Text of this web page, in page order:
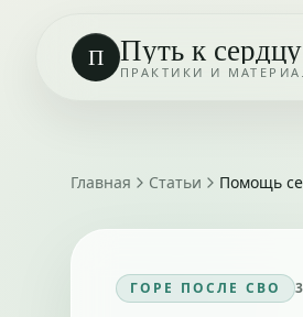
П Путь к сердцу
ПРАКТИКИ И
Главная Статьи Помощь
ГОРЕ ПОСЛЕ СВО 3